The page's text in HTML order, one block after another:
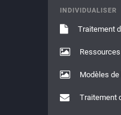
INDIVIDUALISER
Ressources
Modèles
Traitement